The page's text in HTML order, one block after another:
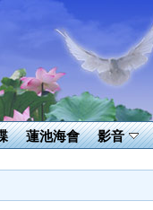
蓮池海會 影音